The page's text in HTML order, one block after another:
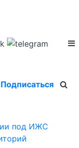
Подписаться